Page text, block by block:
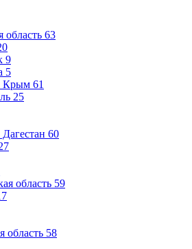
область 63
9
5
Крым 61
25
60
область 59
область 58